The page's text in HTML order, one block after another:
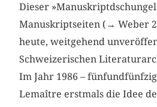
Dieser
Manuskriptseiten (→ Weber
heute, weitgehend
Schweizerischen
Im Jahr 1986 –
Lemaître erstmals die Idee